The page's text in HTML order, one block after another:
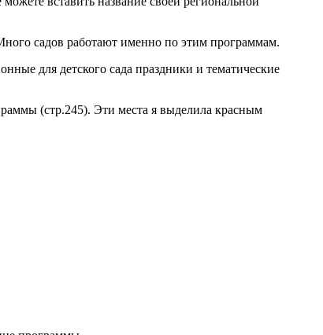
садов работают именно по этим программам.
для детского сада праздники и тематические
(стр.245). Эти места я выделила красным